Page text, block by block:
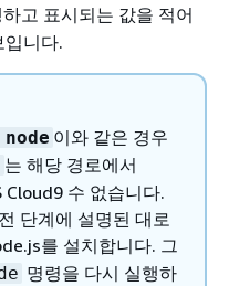
고 표시되는 값을 적어
입니다.
이와 같은 경우
는 해당 경로에서
Cloud9 수 없습니다.
단계에 설명된 대로
를 설치합니다. 그
명령을 다시 실행하